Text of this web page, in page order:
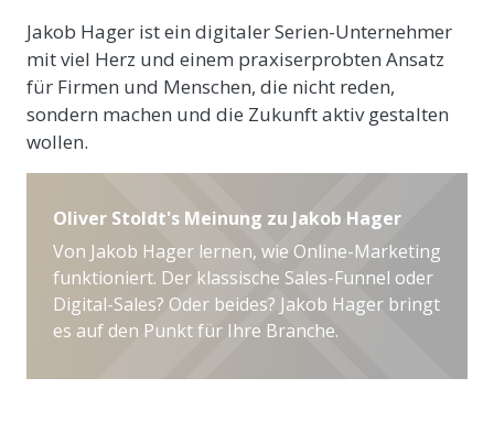
Jakob Hager ist ein digitaler Serien-Unternehmer
mit viel Herz und einem praxiserprobten Ansatz
für Firmen und Menschen, die nicht reden,
sondern machen und die Zukunft aktiv gestalten
wollen.
Oliver Stoldt's Meinung zu Jakob Hager
Von Jakob Hager lernen, wie Online-Marketing
funktioniert. Der klassische Sales-Funnel oder
Digital-Sales? Oder beides? Jakob Hager bringt
es auf den Punkt für Ihre Branche.